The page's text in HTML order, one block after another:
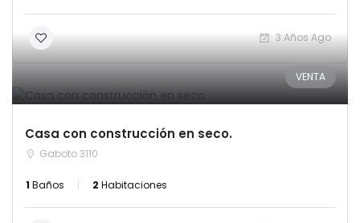
3 Años Ago
VENTA
Casa con construcción en seco.
Gaboto 3110
1 Baños 2 Habitaciones